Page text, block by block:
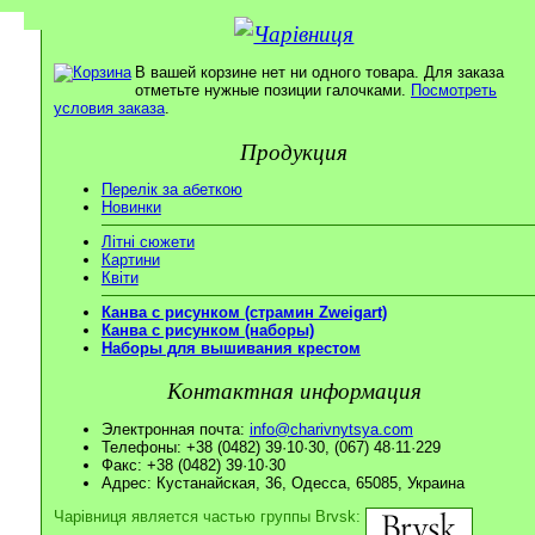
В вашей корзине нет ни одного товара. Для заказа
отметьте нужные позиции галочками. Посмотреть
условия заказа.
Продукция
Перелік за абеткою
Новинки
Літні сюжети
Картини
Квіти
Канва с рисунком (страмин Zweigart)
Канва с рисунком (наборы)
Наборы для вышивания крестом
Контактная информация
Электронная почта: info@charivnytsya.com
Телефоны: +38 (0482) 39·10·30, (067) 48·11·229
Факс: +38 (0482) 39·10·30
Адрес: Кустанайская, 36, Одесса, 65085, Украина
Чарівниця является частью группы Brvsk: